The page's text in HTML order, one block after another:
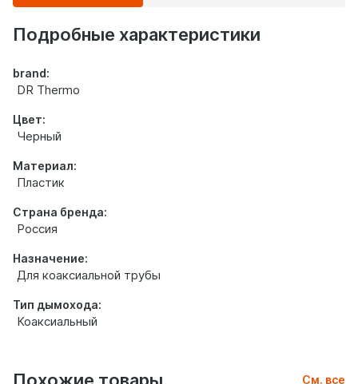
о
товаре
Подробные характеристики
brand:
DR Thermo
Цвет:
Черный
Материал:
Пластик
Страна бренда:
Россия
Назначение:
Для коаксиальной трубы
Тип дымохода:
Коаксиальный
См. все